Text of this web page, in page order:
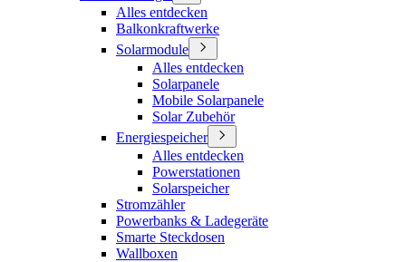
Alles entdecken
Balkonkraftwerke
Solarmodule
Alles entdecken
Solarpanele
Mobile Solarpanele
Solar Zubehör
Energiespeicher
Alles entdecken
Powerstationen
Solarspeicher
Stromzähler
Powerbanks & Ladegeräte
Smarte Steckdosen
Wallboxen